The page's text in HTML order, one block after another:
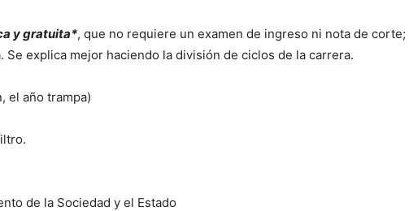
y gratuita*, que no requiere un examen de ingreso ni nota de corte;
Se explica mejor haciendo la división de ciclos de la carrera.
el año trampa)
de la Sociedad y el Estado